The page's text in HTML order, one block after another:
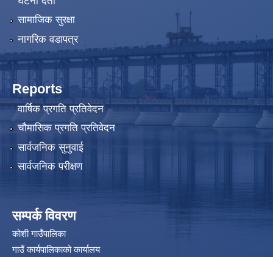
सामाजिक सुरक्षा
नागरिक वडापत्र
Reports
वार्षिक प्रगति प्रतिवेदन
चौमासिक प्रगति प्रतिवेदन
सार्वजनिक सुनुवाई
सार्वजनिक परीक्षण
सम्पर्क विवरण
कोशी गाउँपालिका
गाउँ कार्यपालिकाको कार्यालय